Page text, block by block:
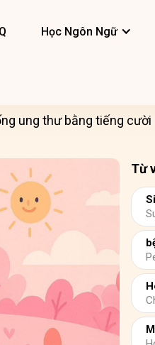
Học Ngôn Ngữ
ung thư bằng tiếng cười
Từ